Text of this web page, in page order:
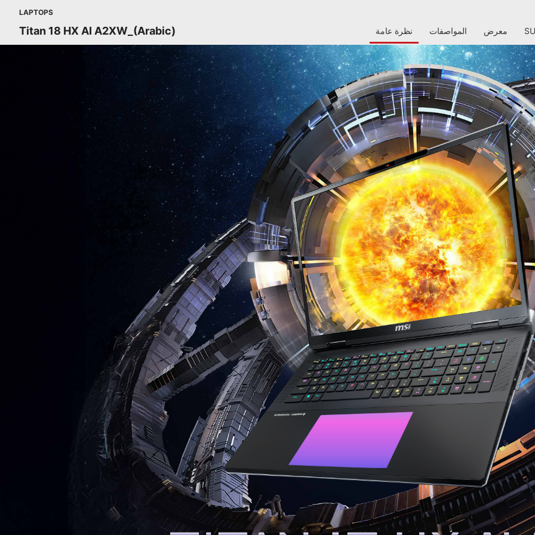
LAPTOPS
Titan 18 HX AI A2XW_(Arabic) نظرة عامة المواصفات معرض